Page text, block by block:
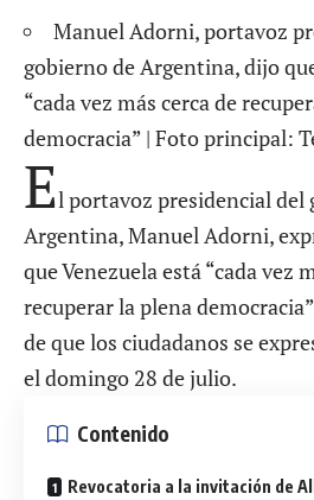
Manuel Adorni, portavoz
gobierno de Argentina, dijo
“cada vez más cerca de
democracia” | Foto principal:
El portavoz presidencial del
Argentina, Manuel Adorni,
que Venezuela está “cada vez
recuperar la plena
de que los ciudadanos se
el domingo 28 de julio.
Contenido
Revocatoria a la invitación de